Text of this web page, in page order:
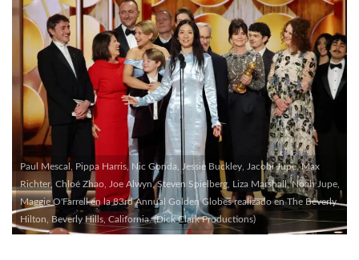
Paul Mescal, Pippa Harris, Nic Gonda, Jessie Buckley, Jacobi Jupe, Max
Richter, Chloé Zhao, Joe Alwyn, Steven Spielberg, Liza Marshall, Noah Jupe,
Maggie O'Farrell en la 83rd Annual Golden Globes realizado en The Beverly
Hilton, Beverly Hills, California. (Dick Clark Productions)